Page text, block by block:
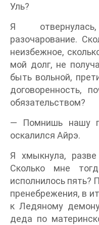
Уль?
Я
разочарование.
неизбежное,
мой долг, не
быть вольной,
договоренность,
обязательством?
— Помнишь нашу
оскалился Айрэ.
Я хмыкнула,
Сколько мне
исполнилось пять?
пренебрежения, в
к Ледяному
деда по